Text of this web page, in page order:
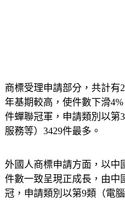
商標受理申請部分，共計有
年基期較高，使件數下滑
件蟬聯冠軍，申請類別以第
服務等）3429件最多。
外國人商標申請方面，以中
件數一致呈現正成長，由中
冠，申請類別以第9類（電